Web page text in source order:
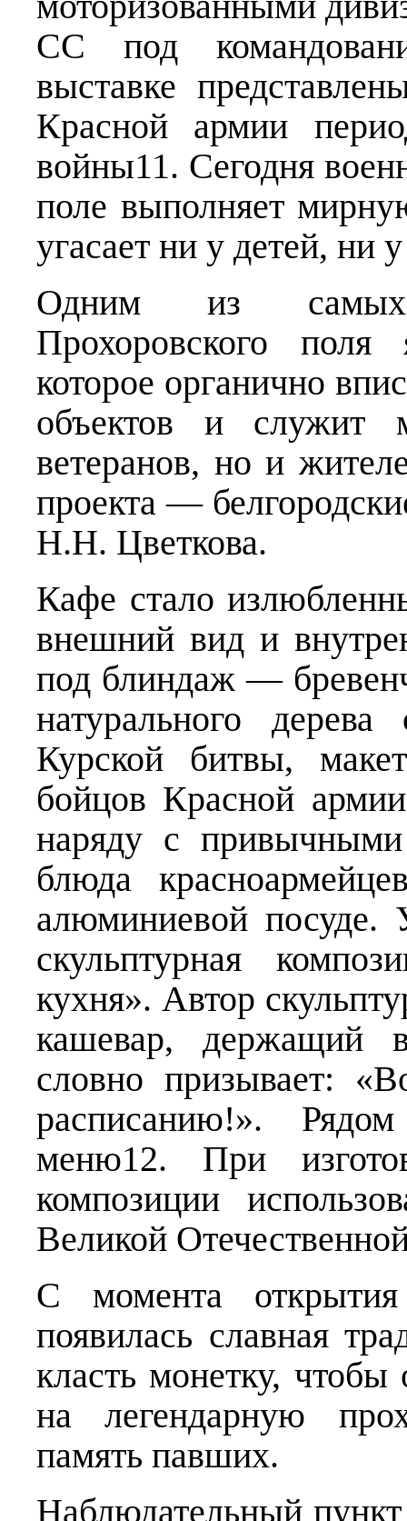
СС под
выставке
Красной армии
войны11. Сегодня
поле выполняет
угасает ни у детей, ни
Одним из самых
Прохоровского поля
которое органично
объектов и служит
ветеранов, но и
проекта —
Н.Н. Цветкова.
Кафе стало
внешний вид и
под блиндаж —
натурального
Курской битвы,
бойцов Красной
наряду с
блюда
алюминиевой посуде.
скульптурная
кухня». Автор
кашевар, держащий
словно призывает:
расписанию!».
меню12. При
композиции
Великой
С момента
появилась славная
класть монетку, чтобы
на легендарную
память павших.
Наблюдательный